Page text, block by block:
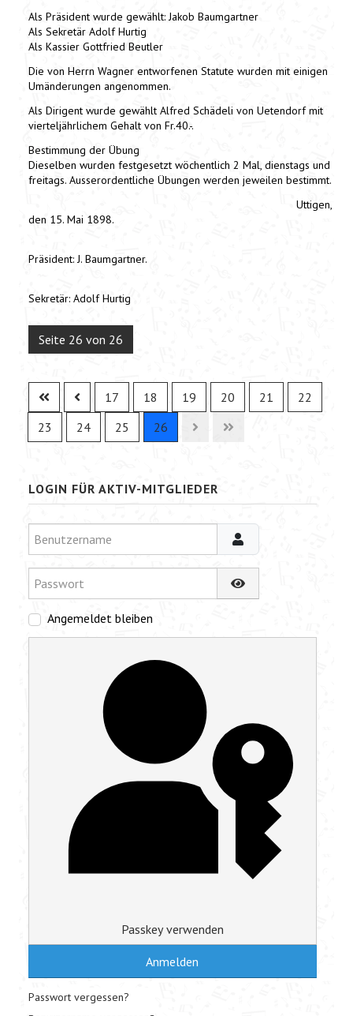
Als Präsident wurde gewählt: Jakob Baumgartner
Als Sekretär Adolf Hurtig
Als Kassier Gottfried Beutler
Die von Herrn Wagner entworfenen Statute wurden mit einigen
Umänderungen angenommen.
Als Dirigent wurde gewählt Alfred Schädeli von Uetendorf mit
vierteljährlichem Gehalt von Fr.40.-.
Bestimmung der Übung
Dieselben wurden festgesetzt wöchentlich 2 Mal, dienstags und
freitags. Ausserordentliche Übungen werden jeweilen bestimmt.
Uttigen,
den 15. Mai 1898.
Präsident: J. Baumgartner.
Sekretär: Adolf Hurtig
Seite 26 von 26
17 18 19 20 21
22
23
24 25 26
LOGIN FÜR AKTIV-MITGLIEDER
Benutzername
Passwort
Passwort anzeigen
Angemeldet bleiben
Passkey verwenden
Anmelden
Passwort vergessen?